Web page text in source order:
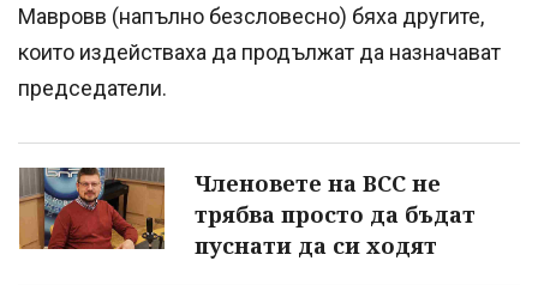
Мавровв (напълно безсловесно) бяха другите,
които издействаха да продължат да назначават
председатели.
Членовете на ВСС не
трябва просто да бъдат
пуснати да си ходят